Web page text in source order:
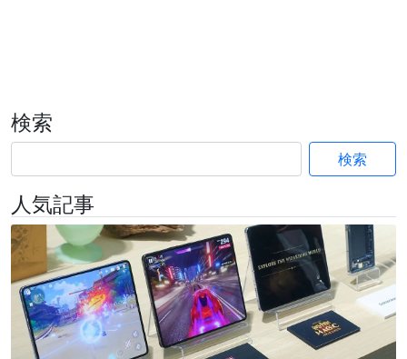
検索
検索
人気記事